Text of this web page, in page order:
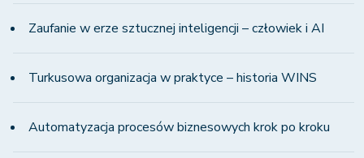
Zaufanie w erze sztucznej inteligencji – człowiek i AI
Turkusowa organizacja w praktyce – historia WINS
Automatyzacja procesów biznesowych krok po kroku